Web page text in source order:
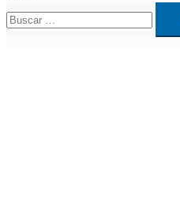
menú
Buscar: